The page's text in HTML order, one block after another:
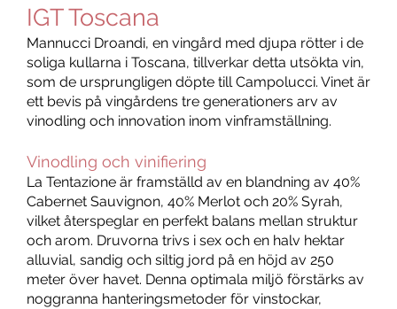
IGT Toscana
Mannucci Droandi, en vingård med djupa rötter i de
soliga kullarna i Toscana, tillverkar detta utsökta vin,
som de ursprungligen döpte till Campolucci. Vinet är
ett bevis på vingårdens tre generationers arv av
vinodling och innovation inom vinframställning.
Vinodling och vinifiering
La Tentazione är framställd av en blandning av 40%
Cabernet Sauvignon, 40% Merlot och 20% Syrah,
vilket återspeglar en perfekt balans mellan struktur
och arom. Druvorna trivs i sex och en halv hektar
alluvial, sandig och siltig jord på en höjd av 250
meter över havet. Denna optimala miljö förstärks av
noggranna hanteringsmetoder för vinstockar,